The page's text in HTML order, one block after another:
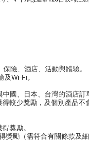
險、酒店、活動與體驗。
Wi-Fi。
國、日本、台灣的酒店訂
較少獎勵，及個別產品不
獎勵。
勵（需符合有關條款及細